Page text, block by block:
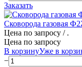
Заказать
Сковорода газовая
Цена по запросу / .
Цена по запросу
В корзинуУже в
−